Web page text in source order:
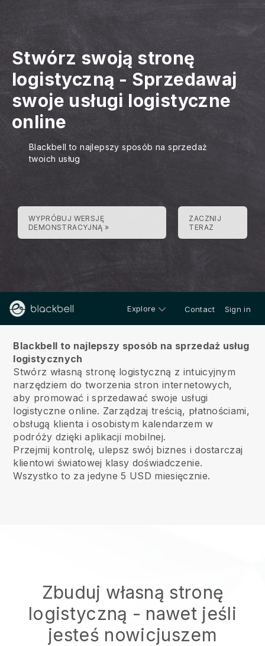
Stwórz swoją stronę
logistyczną - Sprzedawaj
swoje usługi logistyczne
online
Blackbell to najlepszy sposób na sprzedaż
twoich usług
WYPRÓBUJ WERSJĘ
DEMONSTRACYJNĄ »
ZACZNIJ
TERAZ
Explore Contact Sign in
Blackbell to najlepszy sposób na sprzedaż usług
logistycznych
Stwórz własną stronę logistyczną z intuicyjnym
narzędziem do tworzenia stron internetowych,
aby promować i sprzedawać swoje usługi
logistyczne online. Zarządzaj treścią, płatnościami,
obsługą klienta i osobistym kalendarzem w
podróży dzięki aplikacji mobilnej.
Przejmij kontrolę, ulepsz swój biznes i dostarczaj
klientowi światowej klasy doświadczenie.
Wszystko to za jedyne 5 USD miesięcznie.
Zbuduj własną stronę
logistyczną - nawet jeśli
jesteś nowicjuszem